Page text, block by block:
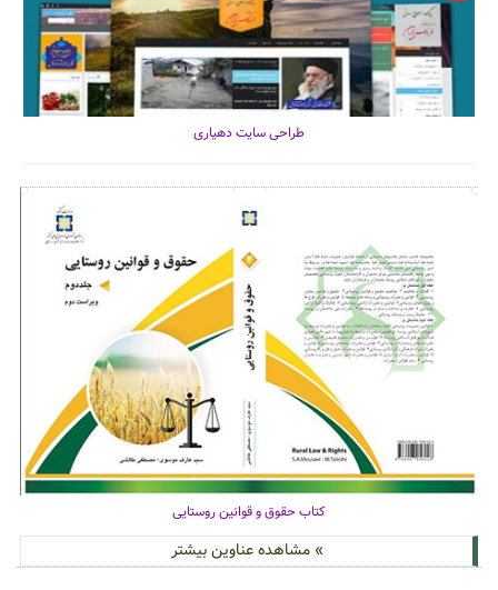
طراحی سایت دهیاری
کتاب حقوق و قوانین روستایی
» مشاهده عناوین بیشتر